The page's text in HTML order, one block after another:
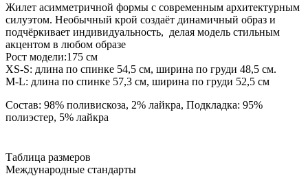
Жилет асимметричной формы с современным архитектурным
силуэтом. Необычный крой создаёт динамичный образ и
подчёркивает индивидуальность, делая модель стильным
акцентом в любом образе
Рост модели:175 см
ХS-S: длина по спинке 54,5 см, ширина по груди 48,5 см.
M-L: длина по спинке 57,3 см, ширина по груди 52,5 см
Состав: 98% поливискоза, 2% лайкра, Подкладка: 95%
полиэстер, 5% лайкра
Таблица размеров
Международные стандарты